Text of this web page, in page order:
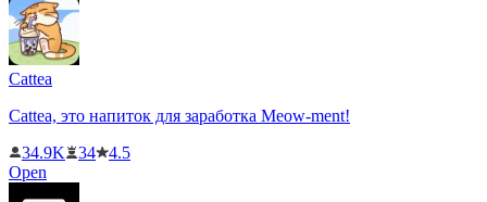
Cattea
Cattea, это напиток для заработка Meow-ment!
34.9K
34
4.5
Open